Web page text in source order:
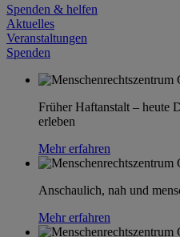
Spenden & helfen
Aktuelles
Veranstaltungen
Spenden
Früher Haftanstalt – heute
erleben
Mehr erfahren
Anschaulich, nah und
Mehr erfahren